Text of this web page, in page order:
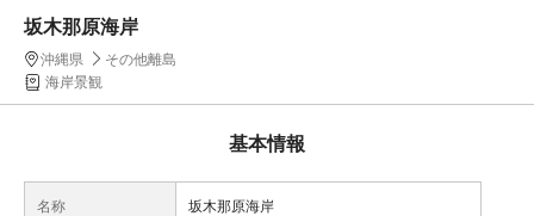
坂木那原海岸
沖縄県
その他離島
海岸景観
基本情報
名称 坂木那原海岸